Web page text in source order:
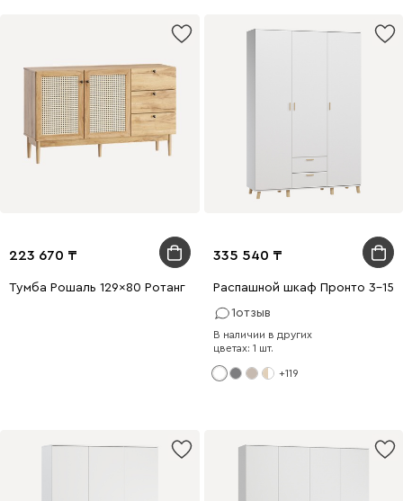
223 670
Тумба Рошаль 129x80 Ротанг
335 540
Распашной шкаф Пронто 3-
1отзыв
В наличии в других
цветах: 1 шт.
+119